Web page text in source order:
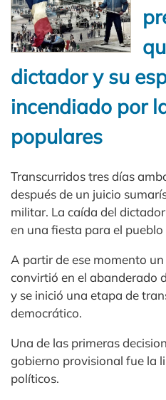
dictador y su
incendiado por
populares
Transcurridos tres días
después de un juicio
militar. La caída del
en una fiesta para el
A partir de ese momento
convirtió en el abanderado
y se inició una etapa de
democrático.
Una de las primeras
gobierno provisional fue la
políticos.